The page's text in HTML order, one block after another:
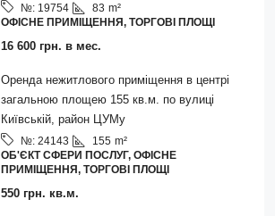
№: 19754 83 m²
ОФІСНЕ ПРИМІЩЕННЯ, ТОРГОВІ ПЛОЩІ
16 600 грн. в мес.
Оренда нежитлового приміщення в центрі
загальною площею 155 кв.м. по вулиці
Київській, район ЦУМу
№: 24143 155 m²
ОБ'ЄКТ СФЕРИ ПОСЛУГ, ОФІСНЕ
ПРИМІЩЕННЯ, ТОРГОВІ ПЛОЩІ
550 грн. кв.м.